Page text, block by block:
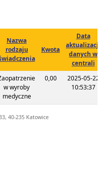
Nazwa
rodzaju
Kwota
Data
aktualizacji
danych w
centrali
00-02994-22-01
w wyroby
medyczne
0,00
2025-05-22
10:53:37
40-235 Katowice